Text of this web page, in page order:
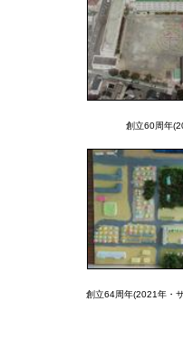
創立60周年
創立64周年(2021年・